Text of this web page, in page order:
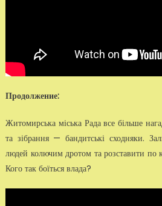
Продолжение:
Житомирська міська Рада все більше
та зібрання — бандитські сходняки.
людей колючим дротом та розставити по
Кого так боїться влада?